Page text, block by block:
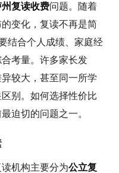
州复读收费问题。随着
变化，复读不再是简
结合个人成绩、家庭经
考量。许多家长发
较大，甚至同一所学
别。如何选择性价比
迫切的问题之一。
机构主要分为公立复